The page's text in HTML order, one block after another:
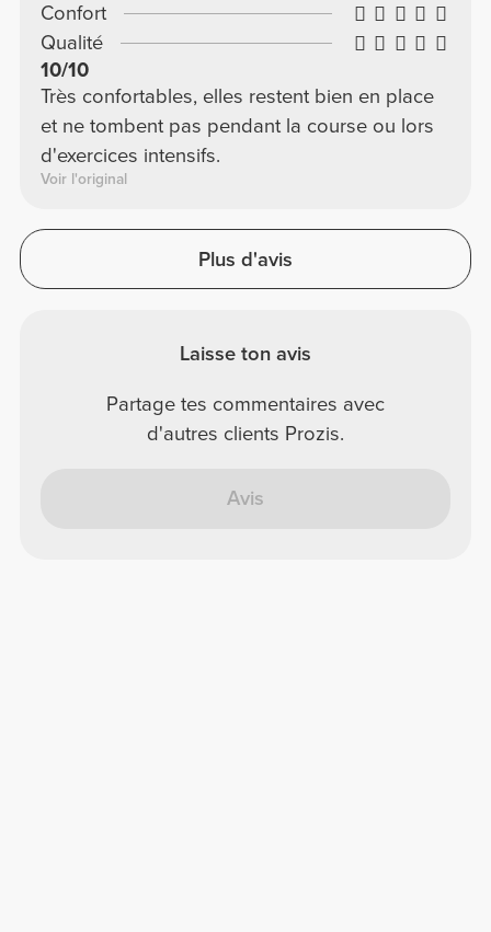
Confort
Qualité
10/10
Très confortables, elles restent bien en place
et ne tombent pas pendant la course ou lors
d'exercices intensifs.
Voir l'original
Plus d'avis
Laisse ton avis
Partage tes commentaires avec
d'autres clients Prozis.
Avis